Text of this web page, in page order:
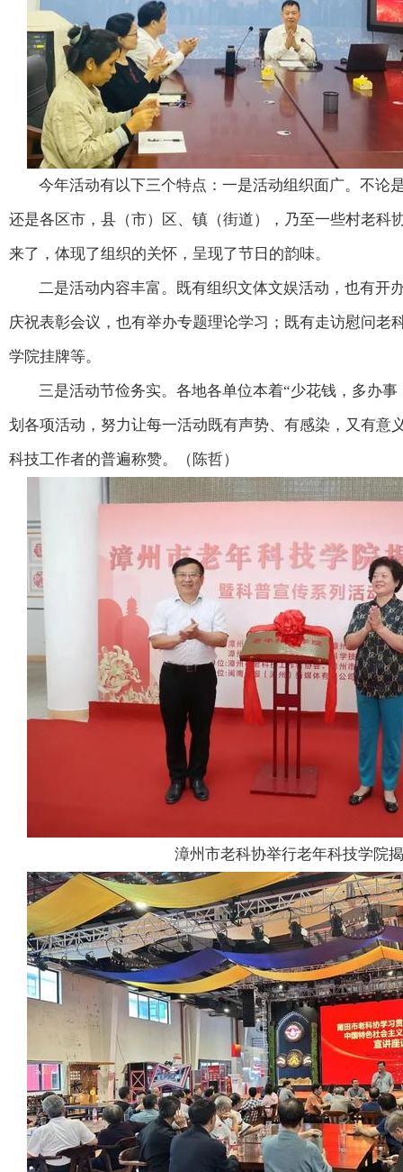
今年活动有以下三个特点：一是活动组织面广。不论
还是各区市，县（市）区、镇（街道），乃至一些村老科
来了，体现了组织的关怀，呈现了节日的韵味。
二是活动内容丰富。既有组织文体文娱活动，也有开
庆祝表彰会议，也有举办专题理论学习；既有走访慰问老
学院挂牌等。
三是活动节俭务实。各地各单位本着“少花钱，多办
划各项活动，努力让每一活动既有声势、有感染，又有意
科技工作者的普遍称赞。（陈哲）
漳州市老科协举行老年科技学院